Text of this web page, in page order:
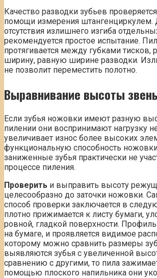
Качество разводки зубьев
помощи измерения штангенциркулем.
отсутствия излишнего изгиба
рекомендуется простое испытание.
протягивается между губками тисков,
ширину, равную ширине разводки.
не позволит переместить полотно.
Выравнивание высоты
Если зубья ножовки имеют разную
пилении они воспринимают нагрузку
увеличивает износ более высоких
функциональную способность
заниженные зубья практически не
процессе пиления.
Проверить и выправить высоту
целесообразно до заточки ножовки.
способ проверки заключается в
плотно прижимается к листу бумаги,
ровной, гладкой поверхности.
на бумаге, и проявляется видимое
которому можно сравнить размеры
выявляются зубья с увеличенной
сравнению с другими, то пила
помощью плоского напильника они